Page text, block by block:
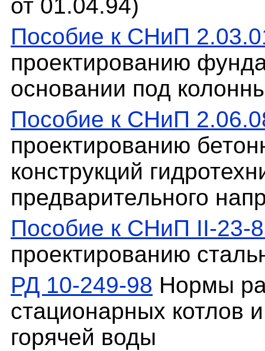
от 01.04.94)
Пособие к СНиП
проектированию
основании под
Пособие к СНиП
проектированию
конструкций
предварительного
Пособие к СНиП II-23-
проектированию
РД 10-249-98 Нормы
стационарных котлов
горячей воды